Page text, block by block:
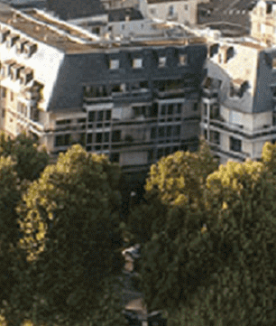
sélectionnées
les colonnes
les colonnes affichées
aime, on partage
AVF
bouton, des réseaux sociaux